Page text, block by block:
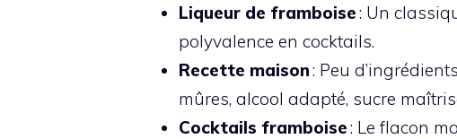
Liqueur de framboise: Un
polyvalence en cocktails.
Recette maison: Peu
mûres, alcool adapté, sucre
Cocktails framboise: Le flacon